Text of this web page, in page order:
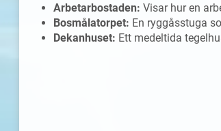
Arbetarbostaden: Visar hur en
Bosmålatorpet: En ryggåsstuga
Dekanhuset: Ett medeltida